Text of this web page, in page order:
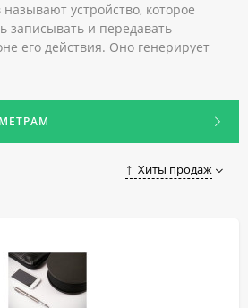
устройство, которое
записывать и передавать
его действия. Оно генерирует
и делает ее не поддаваемой
обеспечивает
встреч, информационную
местах.
подавитель диктофонов и
Хиты продаж